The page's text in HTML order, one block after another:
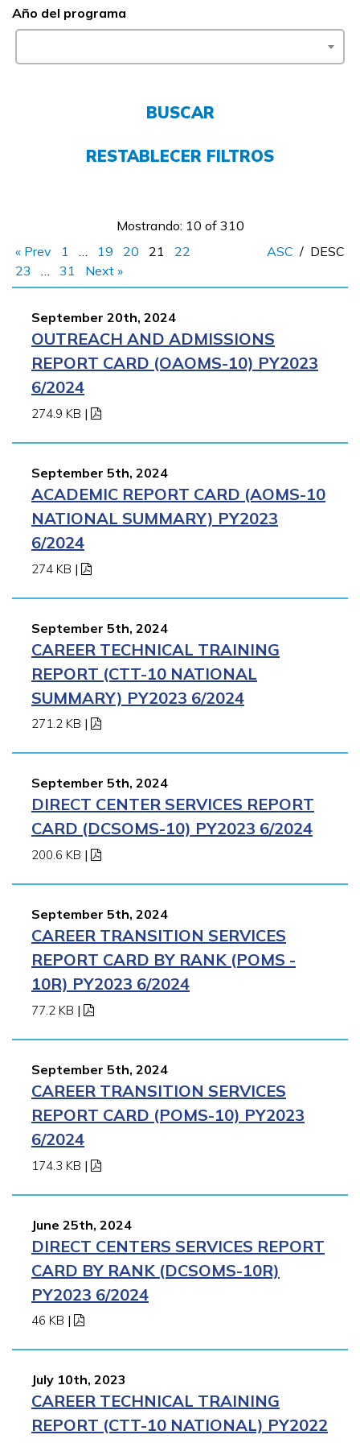
Empleadores
COMIENZA YA
Año del programa
BUSCAR
RESTABLECER FILTROS
Mostrando: 10 of 310
« Prev
1 … 19 20 21
22
23
… 31 Next »
ASC / DESC
September 20th, 2024
OUTREACH AND ADMISSIONS
REPORT CARD (OAOMS-10) PY2023
6/2024
274.9 KB |
September 5th, 2024
ACADEMIC REPORT CARD (AOMS-10
NATIONAL SUMMARY) PY2023
6/2024
274 KB |
September 5th, 2024
CAREER TECHNICAL TRAINING
REPORT (CTT-10 NATIONAL
SUMMARY) PY2023 6/2024
271.2 KB |
September 5th, 2024
DIRECT CENTER SERVICES REPORT
CARD (DCSOMS-10) PY2023 6/2024
200.6 KB |
September 5th, 2024
CAREER TRANSITION SERVICES
REPORT CARD BY RANK (POMS -
10R) PY2023 6/2024
77.2 KB |
September 5th, 2024
CAREER TRANSITION SERVICES
REPORT CARD (POMS-10) PY2023
6/2024
174.3 KB |
June 25th, 2024
DIRECT CENTERS SERVICES REPORT
CARD BY RANK (DCSOMS-10R)
PY2023 6/2024
46 KB |
July 10th, 2023
CAREER TECHNICAL TRAINING
REPORT (CTT-10 NATIONAL) PY2022